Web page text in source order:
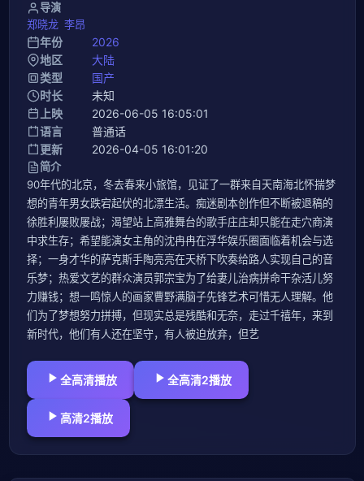
导演
郑晓龙 李昂
年份
2026
地区
大陆
类型
国产
时长
未知
上映
2026-06-05 16:05:01
语言
普通话
更新
2026-04-05 16:01:20
简介
90年代的北京，冬去春来小旅馆，见证了一群来自天南海北怀揣梦
想的青年男女跌宕起伏的北漂生活。痴迷剧本创作但不断被退稿的
徐胜利屡败屡战；渴望站上高雅舞台的歌手庄庄却只能在走穴商演
中求生存；希望能演女主角的沈冉冉在浮华娱乐圈面临着机会与选
择；一身才华的萨克斯手陶亮亮在天桥下吹奏给路人实现自己的音
乐梦；热爱文艺的群众演员郭宗宝为了给妻儿治病拼命干杂活儿努
力赚钱；想一鸣惊人的画家曹野满脑子先锋艺术可惜无人理解。他
们为了梦想努力拼搏，但现实总是残酷和无奈，走过千禧年，来到
新时代，他们有人还在坚守，有人被迫放弃，但艺
全高清播放 全高清2播放
高清2播放